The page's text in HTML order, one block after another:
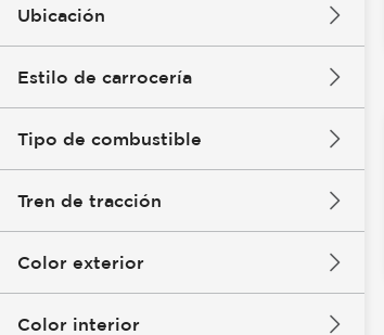
Ubicación
Estilo de carrocería
Tipo de combustible
Tren de tracción
Color exterior
Color interior